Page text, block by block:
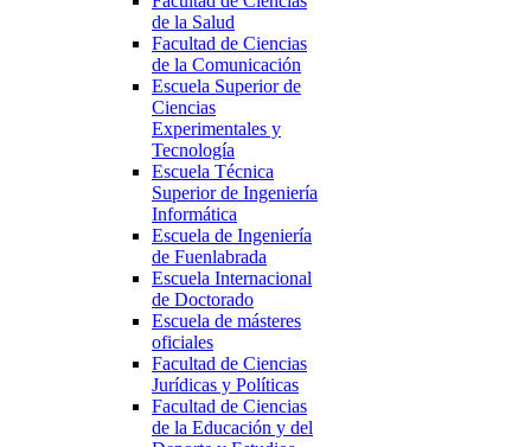
de la Salud
Facultad de Ciencias
de la Comunicación
Escuela Superior de
Ciencias
Experimentales y
Tecnología
Escuela Técnica
Superior de Ingeniería
Informática
Escuela de Ingeniería
de Fuenlabrada
Escuela Internacional
de Doctorado
Escuela de másteres
oficiales
Facultad de Ciencias
Jurídicas y Políticas
Facultad de Ciencias
de la Educación y del